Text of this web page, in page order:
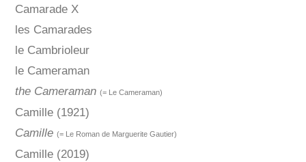
Camarade X
les Camarades
le Cambrioleur
le Cameraman
the Cameraman (= Le Cameraman)
Camille (1921)
Camille (= Le Roman de Marguerite Gautier)
Camille (2019)